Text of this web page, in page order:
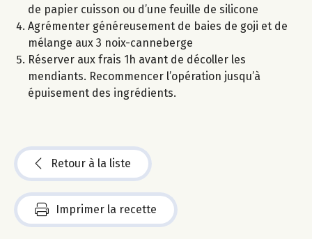
de papier cuisson ou d’une feuille de silicone
Agrémenter généreusement de baies de goji et de
mélange aux 3 noix-canneberge
Réserver aux frais 1h avant de décoller les
mendiants. Recommencer l’opération jusqu’à
épuisement des ingrédients.
Retour à la liste
Imprimer la recette